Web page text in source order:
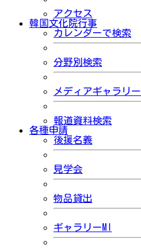
アクセス
韓国文化院行事
カレンダーで検索
分野別検索
メディアギャラリー
報道資料検索
各種申請
後援名義
見学会
物品貸出
ギャラリーMI